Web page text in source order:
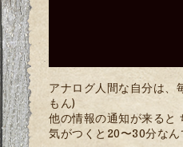
アナログ人間な自分は、
もん)
他の情報の通知が来ると
気がつくと20〜30分な